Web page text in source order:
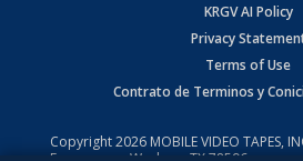
KRGV AI Policy
Privacy
Terms of Use
Contrato de Terminos y
Copyright2026 MOBILE VIDEO TAPES,